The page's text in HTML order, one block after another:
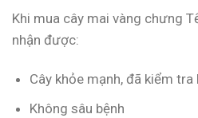
Khi mua cây mai vàng chưng
nhận được:
Cây khỏe mạnh, đã kiểm
Không sâu bệnh